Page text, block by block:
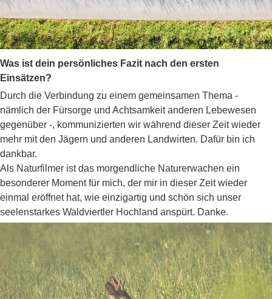
Was ist dein persönliches Fazit nach den ersten
Einsätzen?
Durch die Verbindung zu einem gemeinsamen Thema -
nämlich der Fürsorge und Achtsamkeit anderen Lebewesen
gegenüber -, kommunizierten wir während dieser Zeit wieder
mehr mit den Jägern und anderen Landwirten. Dafür bin ich
dankbar.
Als Naturfilmer ist das morgendliche Naturerwachen ein
besonderer Moment für mich, der mir in dieser Zeit wieder
einmal eröffnet hat, wie einzigartig und schön sich unser
seelenstarkes Waldviertler Hochland anspürt. Danke.